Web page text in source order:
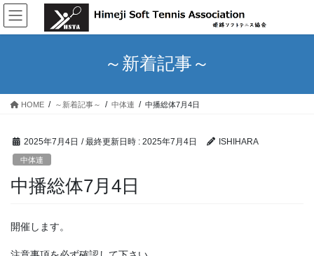
コ
ン
テ
ス
ナ
ビ
ゲ
ン
～新着記事～
HOME ～新着記事～ 中体連 中播総体7月4日
2025年7月4日 / 最終更新日時 : 2025年7月4日 ISHIHARA
中体連
中播総体7月4日
開催します。